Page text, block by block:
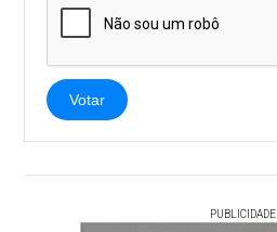
Votar
PUBLICIDADE